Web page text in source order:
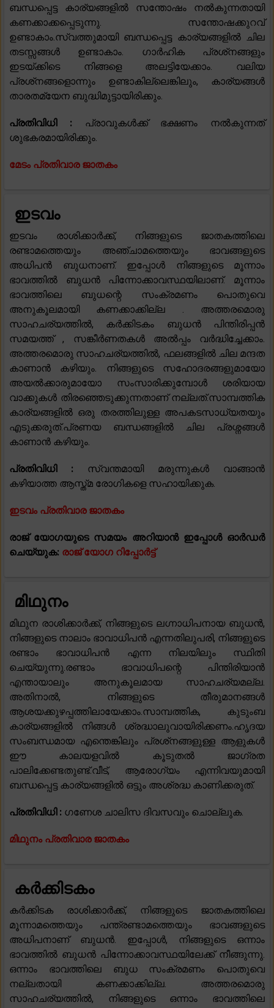
ബന്ധപ്പെട്ട കാര്യങ്ങളിൽ സന്തോഷം നൽകുന്നതായി
കണക്കാക്കപ്പെടുന്നു. സന്തോഷക്കുറവ്
ഉണ്ടാകാം.സ്വത്തുമായി ബന്ധപ്പെട്ട കാര്യങ്ങളിൽ ചില
തടസ്സങ്ങൾ ഉണ്ടാകാം. ഗാർഹിക പ്രശ്‌നങ്ങളും
ഇടയ്ക്കിടെ നിങ്ങളെ അലട്ടിയേക്കാം. വലിയ
പ്രശ്‌നങ്ങളൊന്നും ഉണ്ടാകില്ലെങ്കിലും, കാര്യങ്ങൾ
താരതമ്യേന ബുദ്ധിമുട്ടായിരിക്കും.
പ്രതിവിധി : പ്രാവുകൾക്ക് ഭക്ഷണം നൽകുന്നത്
ശുഭകരമായിരിക്കും.
മേടം പ്രതിവാര ജാതകം
ഇടവം
ഇടവം രാശിക്കാർക്ക്, നിങ്ങളുടെ ജാതകത്തിലെ
രണ്ടാമത്തെയും അഞ്ചാമത്തെയും ഭാവങ്ങളുടെ
അധിപൻ ബുധനാണ്. ഇപ്പോൾ നിങ്ങളുടെ മൂന്നാം
ഭാവത്തിൽ ബുധൻ പിന്നോക്കാവസ്ഥയിലാണ്. മൂന്നാം
ഭാവത്തിലെ ബുധന്റെ സംക്രമണം പൊതുവെ
അനുകൂലമായി കണക്കാക്കില്ല . അത്തരമൊരു
സാഹചര്യത്തിൽ, കർക്കിടകം ബുധൻ പിന്തിരിപ്പൻ
സമയത്ത് , സങ്കീർണതകൾ അൽപ്പം വർദ്ധിച്ചേക്കാം.
അത്തരമൊരു സാഹചര്യത്തിൽ, ഫലങ്ങളിൽ ചില മന്ദത
കാണാൻ കഴിയും. നിങ്ങളുടെ സഹോദരങ്ങളുമായോ
അയൽക്കാരുമായോ സംസാരിക്കുമ്പോൾ ശരിയായ
വാക്കുകൾ തിരഞ്ഞെടുക്കുന്നതാണ് നല്ലത്.സാമ്പത്തിക
കാര്യങ്ങളിൽ ഒരു തരത്തിലുള്ള അപകടസാധ്യതയും
എടുക്കരുത്.പ്രണയ ബന്ധങ്ങളിൽ ചില പ്രശ്നങ്ങൾ
കാണാൻ കഴിയും.
പ്രതിവിധി : സ്വന്തമായി മരുന്നുകൾ വാങ്ങാൻ
കഴിയാത്ത ആസ്ത്മ രോഗികളെ സഹായിക്കുക.
ഇടവം പ്രതിവാര ജാതകം
രാജ് യോഗയുടെ സമയം അറിയാൻ ഇപ്പോൾ ഓർഡർ
ചെയ്യുക: രാജ് യോഗ റിപ്പോർട്ട്
മിഥുനം
മിഥുന രാശിക്കാർക്ക്, നിങ്ങളുടെ ലഗ്നാധിപനായ ബുധൻ,
നിങ്ങളുടെ നാലാം ഭാവാധിപൻ എന്നതിലുപരി, നിങ്ങളുടെ
രണ്ടാം ഭാവാധിപൻ എന്ന നിലയിലും സ്ഥിതി
ചെയ്യുന്നു.രണ്ടാം ഭാവാധിപന്റെ പിന്തിരിയാൻ
എന്തായാലും അനുകൂലമായ സാഹചര്യമല്ല.
അതിനാൽ, നിങ്ങളുടെ തീരുമാനങ്ങൾ
ആശയക്കുഴപ്പത്തിലായേക്കാം.സാമ്പത്തിക, കുടുംബ
കാര്യങ്ങളിൽ നിങ്ങൾ ശ്രദ്ധാലുവായിരിക്കണം.ഹൃദയ
സംബന്ധമായ എന്തെങ്കിലും പ്രശ്‌നങ്ങളുള്ള ആളുകൾ
ഈ കാലയളവിൽ കൂടുതൽ ജാഗ്രത
പാലിക്കേണ്ടതുണ്ട്.വീട്, ആരോഗ്യം എന്നിവയുമായി
ബന്ധപ്പെട്ട കാര്യങ്ങളിൽ ഒട്ടും അശ്രദ്ധ കാണിക്കരുത്.
പ്രതിവിധി : ഗണേശ ചാലിസ ദിവസവും ചൊല്ലുക.
മിഥുനം പ്രതിവാര ജാതകം
കർക്കിടകം
കർക്കിടക രാശിക്കാർക്ക്, നിങ്ങളുടെ ജാതകത്തിലെ
മൂന്നാമത്തെയും പന്ത്രണ്ടാമത്തെയും ഭാവങ്ങളുടെ
അധിപനാണ് ബുധൻ. ഇപ്പോൾ, നിങ്ങളുടെ ഒന്നാം
ഭാവത്തിൽ ബുധൻ പിന്നോക്കാവസ്ഥയിലേക്ക് നീങ്ങുന്നു.
ഒന്നാം ഭാവത്തിലെ ബുധ സംക്രമണം പൊതുവെ
നല്ലതായി കണക്കാക്കില്ല. അത്തരമൊരു
സാഹചര്യത്തിൽ, നിങ്ങളുടെ ഒന്നാം ഭാവത്തിലെ